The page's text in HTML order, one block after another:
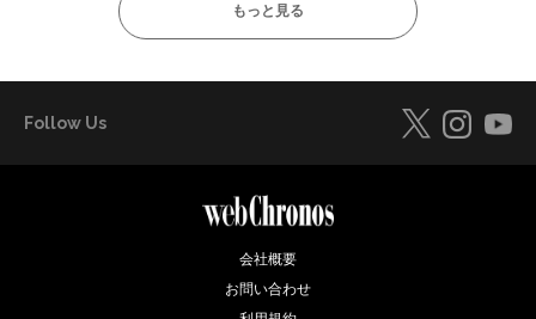
もっと見る
Follow Us
会社概要
お問い合わせ